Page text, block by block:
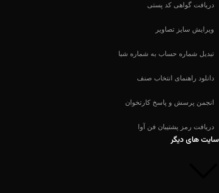
دریافت گواهی کد پستی
ویرایش سایز تصاویر
تبدیل شماره حساب به شماره شبا
دانلود راهنمای انتخاب صنف
انجمن پرسش و پاسخ کارتخوان
دریافت رمز پشتیبان فن آوا
سایت های دیگر